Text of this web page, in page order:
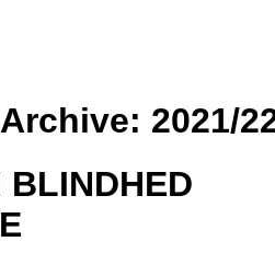
Archive: 2021/